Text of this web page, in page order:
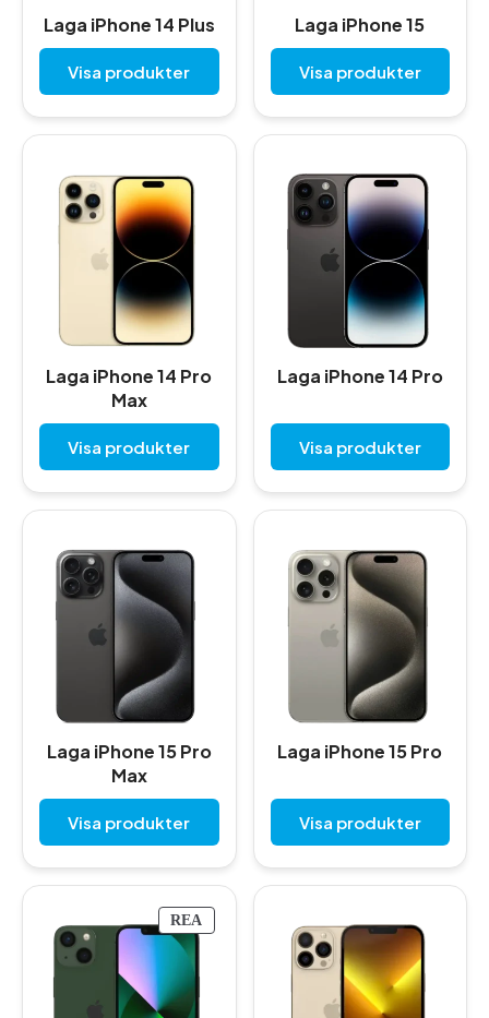
Laga iPhone 14 Plus
Visa produkter
Laga iPhone 15
Visa produkter
Laga iPhone 14 Pro
Max
Visa produkter
Laga iPhone 14 Pro
Visa produkter
Laga iPhone 15 Pro
Max
Visa produkter
Laga iPhone 15 Pro
Visa produkter
REA
R